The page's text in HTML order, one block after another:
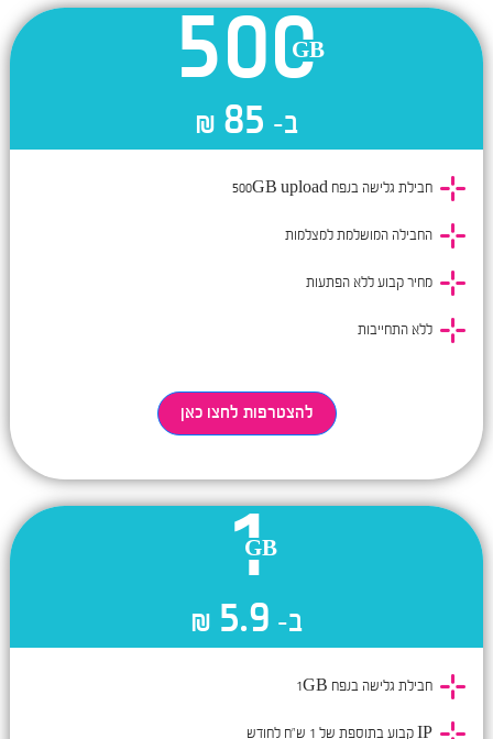
500
ב- 85
₪
חבילת גלישה בנפח 500GB upload
החבילה המושלמת למצלמות
מחיר קבוע ללא הפתעות
ללא התחייבות
להצטרפות לחצו כאן
1
ב- 5.9
₪
חבילת גלישה בנפח 1GB
בודק נתונים